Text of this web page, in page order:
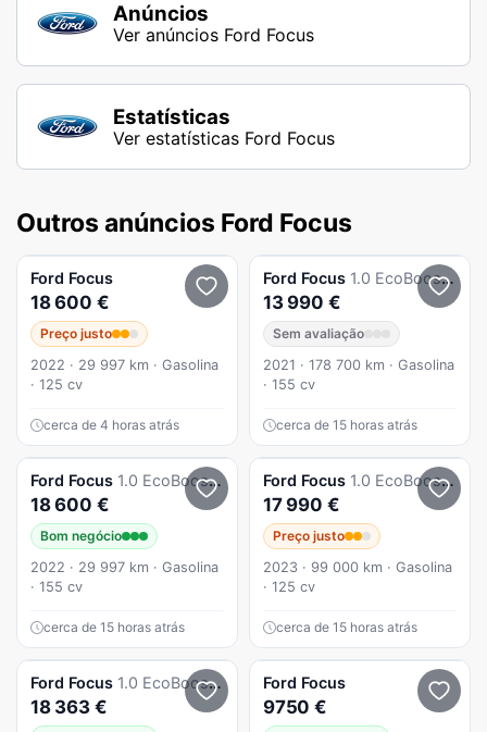
Anúncios
Ver anúncios Ford Focus
Estatísticas
Ver estatísticas Ford Focus
Outros anúncios Ford Focus
Ford Focus
18 600 €
Preço justo
2022 · 29 997 km · Gasolina
· 125 cv
cerca de 4 horas atrás
Ford Focus 1.0 EcoBoost MHEV ST-Line
13 990 €
Sem avaliação
2021 · 178 700 km · Gasolina
· 155 cv
cerca de 15 horas atrás
Ford Focus 1.0 EcoBoost MHEV ST-Line
18 600 €
Bom negócio
2022 · 29 997 km · Gasolina
· 155 cv
cerca de 15 horas atrás
Ford Focus 1.0 EcoBoost MHEV ST-Line
17 990 €
Preço justo
2023 · 99 000 km · Gasolina
· 125 cv
cerca de 15 horas atrás
Ford Focus 1.0 EcoBoost MHEV ST-Line
18 363 €
Ford Focus
9750 €